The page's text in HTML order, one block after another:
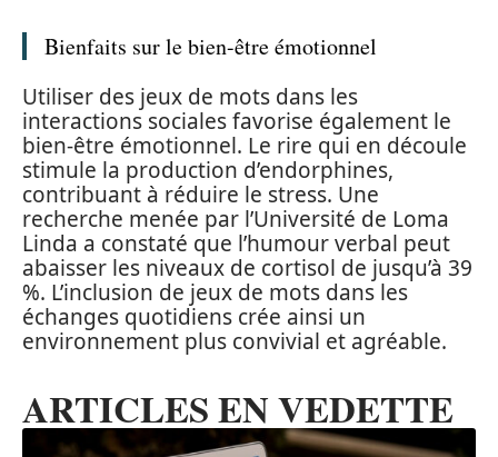
Bienfaits sur le bien-être émotionnel
Utiliser des jeux de mots dans les
interactions sociales favorise également le
bien-être émotionnel. Le rire qui en découle
stimule la production d’endorphines,
contribuant à réduire le stress. Une
recherche menée par l’Université de Loma
Linda a constaté que l’humour verbal peut
abaisser les niveaux de cortisol de jusqu’à 39
%. L’inclusion de jeux de mots dans les
échanges quotidiens crée ainsi un
environnement plus convivial et agréable.
ARTICLES EN VEDETTE